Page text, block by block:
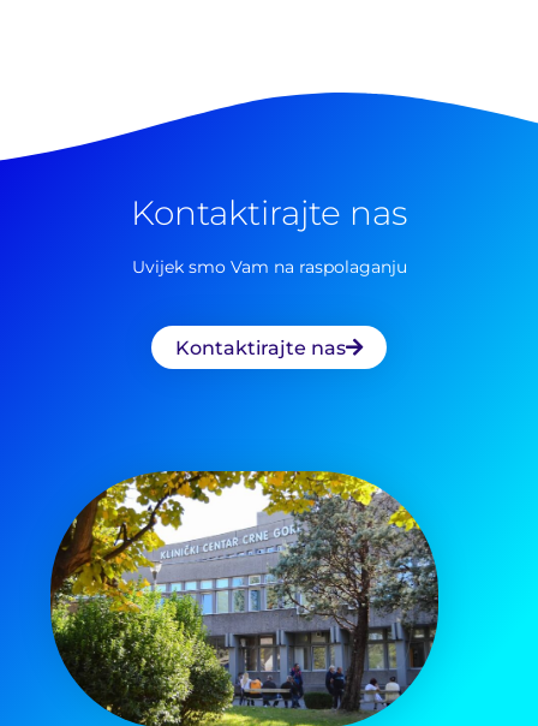
Kontaktirajte nas
Uvijek smo Vam na raspolaganju
Kontaktirajte nas